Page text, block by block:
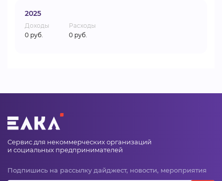
2025
Доходы
0 руб.
Расходы
0 руб.
Сервис для некоммерческих организаций
и социальных предпринимателей
Подпишись на рассылку дайджест, новости, мероприятия